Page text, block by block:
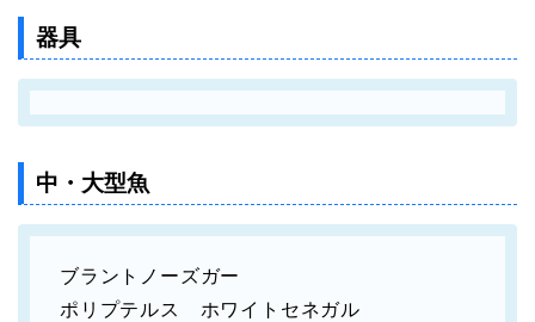
器具
中・大型魚
ブラントノーズガー
ポリプテルス ホワイトセネガル